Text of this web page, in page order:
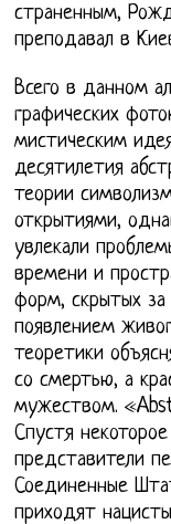
страненным,
преподавал в
Всего в данном
графических
мистическим
десятилетия
теории
открытиями,
увлекали
времени и
форм, скрытых
появлением
теоретики
со смертью, а
мужеством.
Спустя
представители
Соединенные
приходят